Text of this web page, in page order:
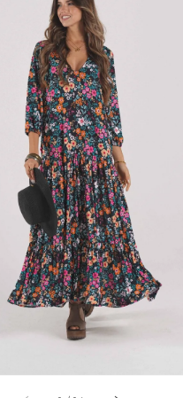
Abrir
elemento
multimedia
1
en
vista
de
galería